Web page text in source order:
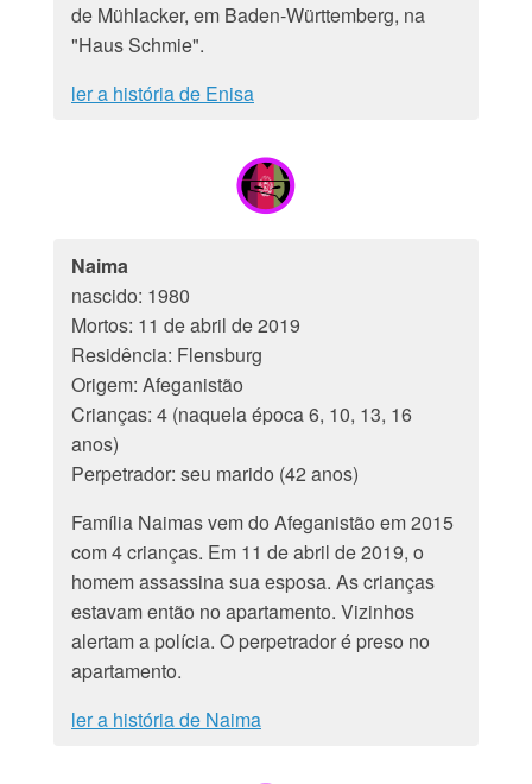
de Mühlacker, em Baden-Württemberg, na
"Haus Schmie".
ler a história de Enisa
Naima
nascido: 1980
Mortos: 11 de abril de 2019
Residência: Flensburg
Origem: Afeganistão
Crianças: 4 (naquela época 6, 10, 13, 16
anos)
Perpetrador: seu marido (42 anos)
Família Naimas vem do Afeganistão em 2015
com 4 crianças. Em 11 de abril de 2019, o
homem assassina sua esposa. As crianças
estavam então no apartamento. Vizinhos
alertam a polícia. O perpetrador é preso no
apartamento.
ler a história de Naima